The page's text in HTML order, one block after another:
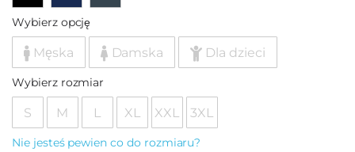
Wybierz opcję
Męska Damska Dla dzieci
Wybierz rozmiar
S M L XL XXL 3XL
Nie jesteś pewien co do rozmiaru?